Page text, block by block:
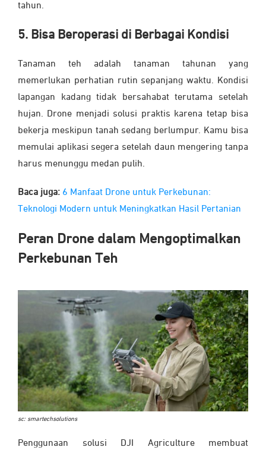
tahun.
5. Bisa Beroperasi di Berbagai Kondisi
Tanaman teh adalah tanaman tahunan yang
memerlukan perhatian rutin sepanjang waktu. Kondisi
lapangan kadang tidak bersahabat terutama setelah
hujan. Drone menjadi solusi praktis karena tetap bisa
bekerja meskipun tanah sedang berlumpur. Kamu bisa
memulai aplikasi segera setelah daun mengering tanpa
harus menunggu medan pulih.
Baca juga: 6 Manfaat Drone untuk Perkebunan:
Teknologi Modern untuk Meningkatkan Hasil Pertanian
Peran Drone dalam Mengoptimalkan
Perkebunan Teh
sc: smartechsolutions
Penggunaan solusi DJI Agriculture membuat